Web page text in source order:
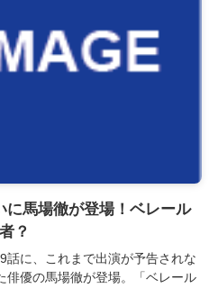
に馬場徹が登場！ベレール
？
話に、これまで出演が予告されな
俳優の馬場徹が登場。「ベレール